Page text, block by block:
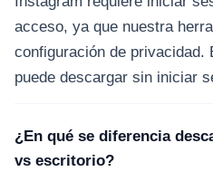
acceso, ya que nuestra
configuración de privacidad.
puede descargar sin iniciar
¿En qué se diferencia
vs escritorio?